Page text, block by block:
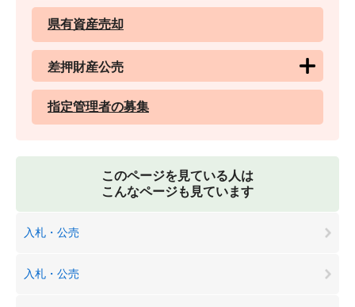
県有資産売却
差押財産公売
指定管理者の募集
このページを見ている人は
こんなページも見ています
入札・公売
入札・公売